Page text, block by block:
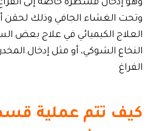
وهو إدخال قسطرة خاصة إلى
وتحت الغشاء الجافي وذلك لحقن
العلاج الكيميائي في علاج بعض
النخاع الشوكي، أو مثل إدخال
الفراغ
كيف تتم عملية